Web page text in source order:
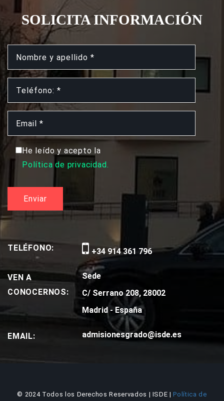
SOLICITA INFORMACIÓN
He leído y acepto la
Política de privacidad.
TELÉFONO: +34 914 361 796
VEN A
CONOCERNOS:
Sede
C/ Serrano 208, 28002
Madrid - España
EMAIL: admisionesgrado@isde.es
© 2024 Todos los Derechos Reservados | ISDE |Política de